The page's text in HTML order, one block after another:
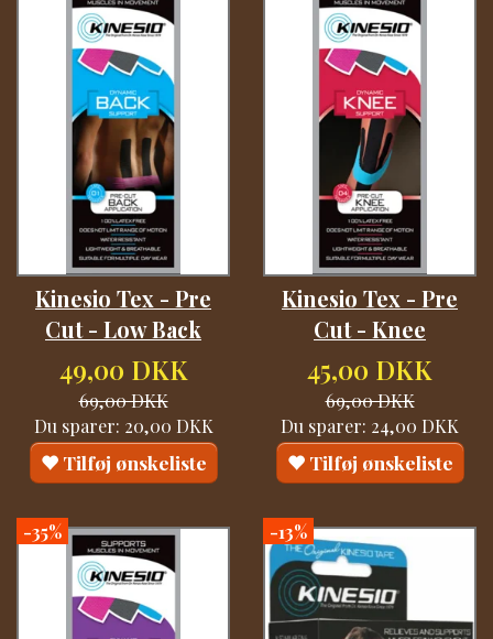
Kinesio Tex - Pre
Cut - Low Back
49,00 DKK
69,00 DKK
Du sparer: 20,00 DKK
Tilføj ønskeliste
Kinesio Tex - Pre
Cut - Knee
45,00 DKK
69,00 DKK
Du sparer: 24,00 DKK
Tilføj ønskeliste
-35% -13%